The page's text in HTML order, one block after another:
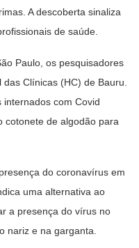
A descoberta sinaliza
de saúde.
Paulo, os pesquisadores
Clínicas (HC) de Bauru.
com Covid
cotonete de algodão para
do coronavírus em
uma alternativa ao
a presença do vírus no
nariz e na garganta.